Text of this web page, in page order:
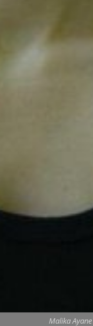
Malika Ayane